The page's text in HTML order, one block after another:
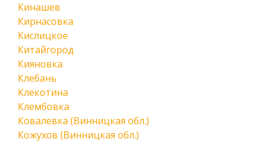
Кинашев
Кирнасовка
Кислицкое
Китайгород
Кияновка
Клебань
Клекотина
Клембовка
Ковалевка (Винницкая обл.)
Кожухов (Винницкая обл.)